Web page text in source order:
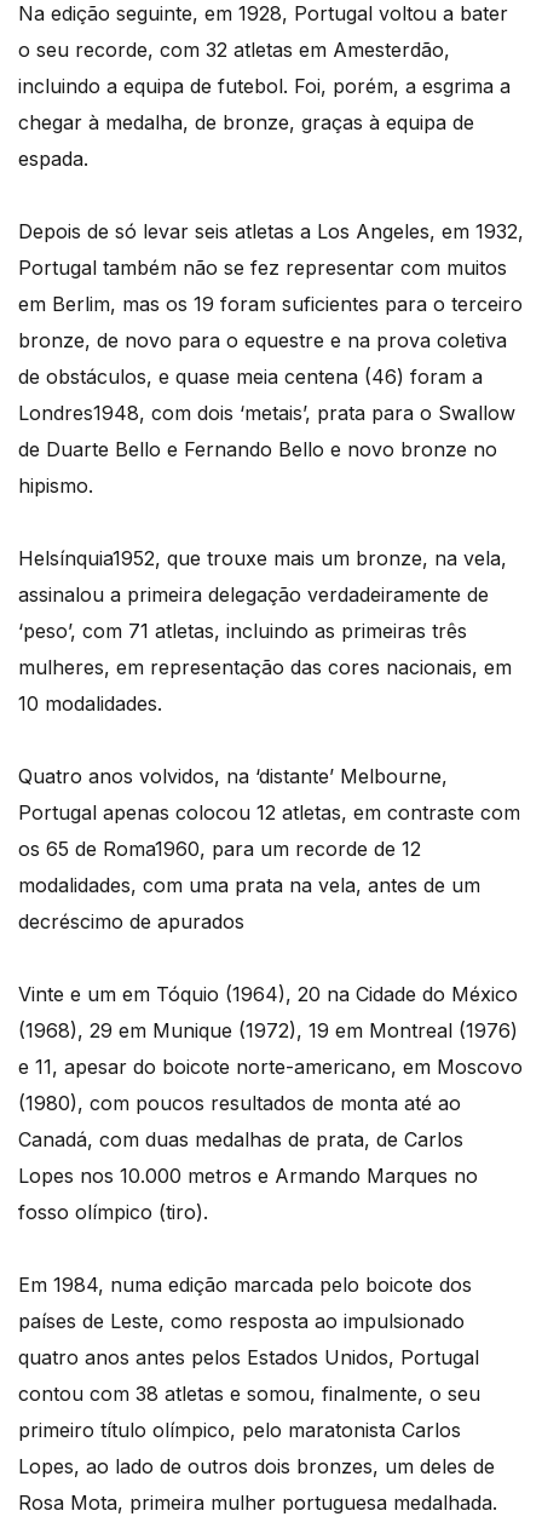
Na edição seguinte, em 1928, Portugal voltou a bater
o seu recorde, com 32 atletas em Amesterdão,
incluindo a equipa de futebol. Foi, porém, a esgrima a
chegar à medalha, de bronze, graças à equipa de
espada.
Depois de só levar seis atletas a Los Angeles, em 1932,
Portugal também não se fez representar com muitos
em Berlim, mas os 19 foram suficientes para o terceiro
bronze, de novo para o equestre e na prova coletiva
de obstáculos, e quase meia centena (46) foram a
Londres1948, com dois ‘metais’, prata para o Swallow
de Duarte Bello e Fernando Bello e novo bronze no
hipismo.
Helsínquia1952, que trouxe mais um bronze, na vela,
assinalou a primeira delegação verdadeiramente de
‘peso’, com 71 atletas, incluindo as primeiras três
mulheres, em representação das cores nacionais, em
10 modalidades.
Quatro anos volvidos, na ‘distante’ Melbourne,
Portugal apenas colocou 12 atletas, em contraste com
os 65 de Roma1960, para um recorde de 12
modalidades, com uma prata na vela, antes de um
decréscimo de apurados
Vinte e um em Tóquio (1964), 20 na Cidade do México
(1968), 29 em Munique (1972), 19 em Montreal (1976)
e 11, apesar do boicote norte-americano, em Moscovo
(1980), com poucos resultados de monta até ao
Canadá, com duas medalhas de prata, de Carlos
Lopes nos 10.000 metros e Armando Marques no
fosso olímpico (tiro).
Em 1984, numa edição marcada pelo boicote dos
países de Leste, como resposta ao impulsionado
quatro anos antes pelos Estados Unidos, Portugal
contou com 38 atletas e somou, finalmente, o seu
primeiro título olímpico, pelo maratonista Carlos
Lopes, ao lado de outros dois bronzes, um deles de
Rosa Mota, primeira mulher portuguesa medalhada.